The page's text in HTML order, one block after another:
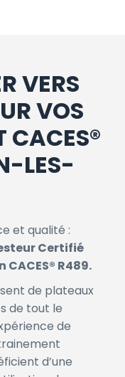
VERS
VOS
CACES®
LES-
et qualité :
Certifié
R489.
de plateaux
de tout le
de
d’une